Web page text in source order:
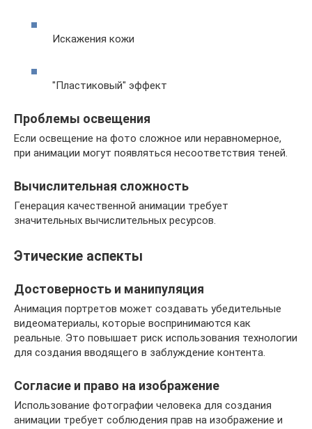
Искажения кожи
"Пластиковый" эффект
Проблемы освещения
Если освещение на фото сложное или неравномерное,
при анимации могут появляться несоответствия теней.
Вычислительная сложность
Генерация качественной анимации требует
значительных вычислительных ресурсов.
Этические аспекты
Достоверность и манипуляция
Анимация портретов может создавать убедительные
видеоматериалы, которые воспринимаются как
реальные. Это повышает риск использования технологии
для создания вводящего в заблуждение контента.
Согласие и право на изображение
Использование фотографии человека для создания
анимации требует соблюдения прав на изображение и